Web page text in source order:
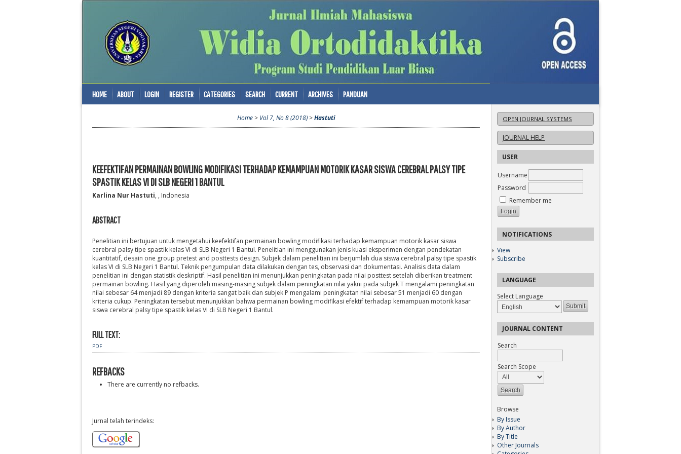
OPEN JOURNAL SYSTEMS
JOURNAL HELP
USER
Username
Password
Remember me
NOTIFICATIONS
View
Subscribe
LANGUAGE
Select Language
JOURNAL CONTENT
Search
Search Scope
Browse
By Issue
By Author
By Title
Other Journals
HOME ABOUT LOGIN REGISTER CATEGORIES SEARCH CURRENT ARCHIVES PANDUAN
Home> Vol 7, No 8 (2018)>Hastuti
KEEFEKTIFAN PERMAINAN BOWLING MODIFIKASI TERHADAP KEMAMPUAN MOTORIK KASAR SISWA CEREBRAL PALSY TIPE
SPASTIK KELAS VI DI SLB NEGERI 1 BANTUL
Karlina Nur Hastuti, , Indonesia
ABSTRACT
Penelitian ini bertujuan untuk mengetahui keefektifan permainan bowling modifikasi terhadap kemampuan motorik kasar siswa
cerebral palsy tipe spastik kelas VI di SLB Negeri 1 Bantul. Penelitian ini menggunakan jenis kuasi eksperimen dengan pendekatan
kuantitatif, desain one group pretest and posttests design. Subjek dalam penelitian ini berjumlah dua siswa cerebral palsy tipe spastik
kelas VI di SLB Negeri 1 Bantul. Teknik pengumpulan data dilakukan dengan tes, observasi dan dokumentasi. Analisis data dalam
penelitian ini dengan statistik deskriptif. Hasil penelitian ini menunjukkan peningkatan pada nilai posttest setelah diberikan treatment
permainan bowling. Hasil yang diperoleh masing-masing subjek dalam peningkatan nilai yakni pada subjek T mengalami peningkatan
nilai sebesar 64 menjadi 89 dengan kriteria sangat baik dan subjek P mengalami peningkatan nilai sebesar 51 menjadi 60 dengan
kriteria cukup. Peningkatan tersebut menunjukkan bahwa permainan bowling modifikasi efektif terhadap kemampuan motorik kasar
siswa cerebral palsy tipe spastik kelas VI di SLB Negeri 1 Bantul.
FULL TEXT:
PDF
REFBACKS
There are currently no refbacks.
Jurnal telah terindeks: